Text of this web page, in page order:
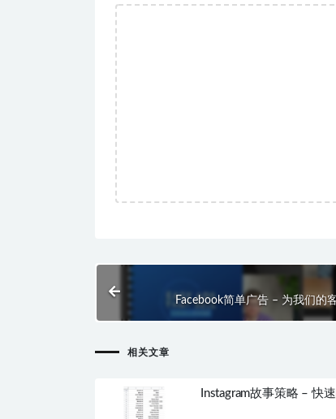
Facebook简单广告 – 为我们的
相关文章
Instagram故事策略 – 快